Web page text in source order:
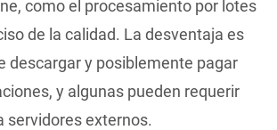
como el procesamiento por lotes
de la calidad. La desventaja es
descargar y posiblemente pagar
y algunas pueden requerir
servidores externos.